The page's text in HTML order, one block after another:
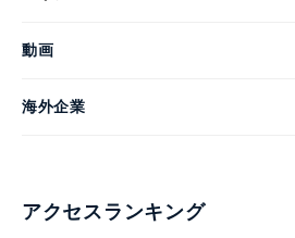
動画
海外企業
アクセスランキング